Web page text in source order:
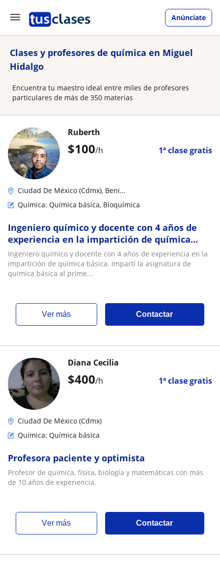
Anúnciate
Clases y profesores de química en Miguel
Hidalgo
Encuentra tu maestro ideal entre miles de profesores
particulares de más de 350 materias
$100/h 1ª clase gratis
Ruberth
Ciudad De México (Cdmx), Beni...
Química: Química básica, Bioquímica
Ingeniero químico y docente con 4 años de
experiencia en la impartición de química
básica
Ingeniero químico y docente con 4 años de experiencia en la
impartición de química básica. Impartí la asignatura de
química básica al prime...
ver más Contactar
$400/h 1ª clase gratis
Diana Cecilia
Ciudad De México (Cdmx)
Química: Química básica
Profesora paciente y optimista
Profesor de química, física, biología y matemáticas con más
de 10 años de experiencia.
ver más Contactar